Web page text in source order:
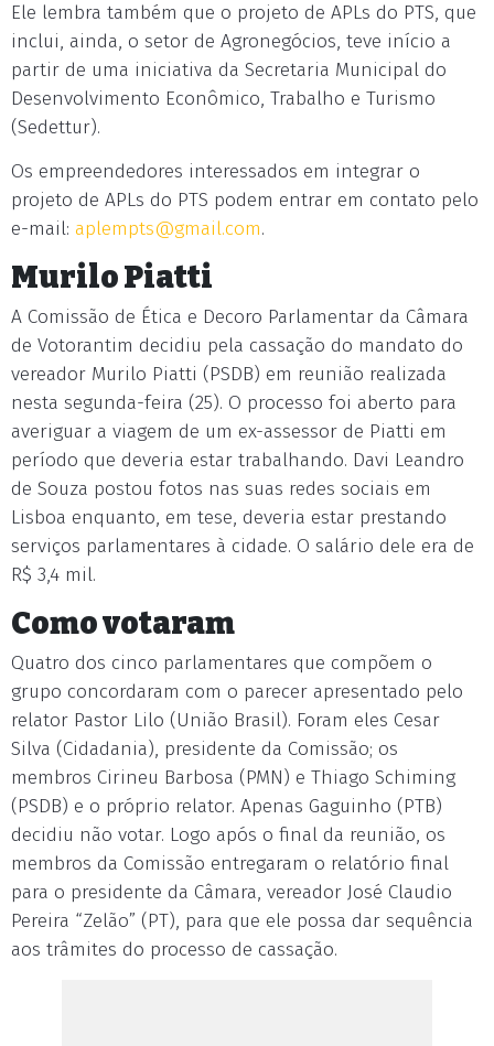
Ele lembra também que o projeto de APLs do PTS, que
inclui, ainda, o setor de Agronegócios, teve início a
partir de uma iniciativa da Secretaria Municipal do
Desenvolvimento Econômico, Trabalho e Turismo
(Sedettur).
Os empreendedores interessados em integrar o
projeto de APLs do PTS podem entrar em contato pelo
e-mail: aplempts@gmail.com.
Murilo Piatti
A Comissão de Ética e Decoro Parlamentar da Câmara
de Votorantim decidiu pela cassação do mandato do
vereador Murilo Piatti (PSDB) em reunião realizada
nesta segunda-feira (25). O processo foi aberto para
averiguar a viagem de um ex-assessor de Piatti em
período que deveria estar trabalhando. Davi Leandro
de Souza postou fotos nas suas redes sociais em
Lisboa enquanto, em tese, deveria estar prestando
serviços parlamentares à cidade. O salário dele era de
R$ 3,4 mil.
Como votaram
Quatro dos cinco parlamentares que compõem o
grupo concordaram com o parecer apresentado pelo
relator Pastor Lilo (União Brasil). Foram eles Cesar
Silva (Cidadania), presidente da Comissão; os
membros Cirineu Barbosa (PMN) e Thiago Schiming
(PSDB) e o próprio relator. Apenas Gaguinho (PTB)
decidiu não votar. Logo após o final da reunião, os
membros da Comissão entregaram o relatório final
para o presidente da Câmara, vereador José Claudio
Pereira “Zelão” (PT), para que ele possa dar sequência
aos trâmites do processo de cassação.